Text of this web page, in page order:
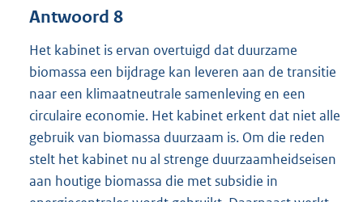
Antwoord 8
Het kabinet is ervan overtuigd dat duurzame
biomassa een bijdrage kan leveren aan de transitie
naar een klimaatneutrale samenleving en een
circulaire economie. Het kabinet erkent dat niet alle
gebruik van biomassa duurzaam is. Om die reden
stelt het kabinet nu al strenge duurzaamheidseisen
aan houtige biomassa die met subsidie in